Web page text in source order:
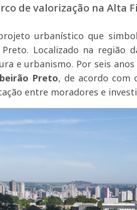
de valorização na Alta
urbanístico que
Localizado na região
e urbanismo. Por seis
Preto, de acordo com
entre moradores e